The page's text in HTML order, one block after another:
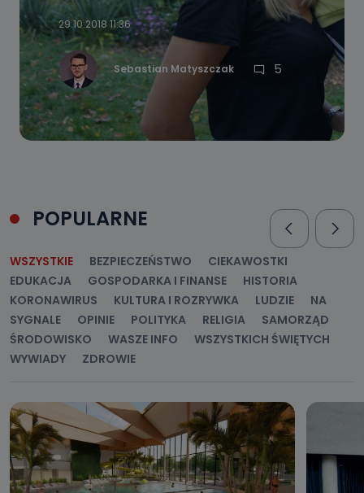
29.10.2018 11:36
Sebastian Matyszczak 5
POPULARNE
WSZYSTKIE BEZPIECZEŃSTWO
CIEKAWOSTKI
EDUKACJA
GOSPODARKA I FINANSE
HISTORIA
KORONAWIRUS
KULTURA I ROZRYWKA LUDZIE
NA
SYGNALE
OPINIE POLITYKA RELIGIA
SAMORZĄD
ŚRODOWISKO
WASZE INFO
WSZYSTKICH ŚWIĘTYCH
WYWIADY
ZDROWIE